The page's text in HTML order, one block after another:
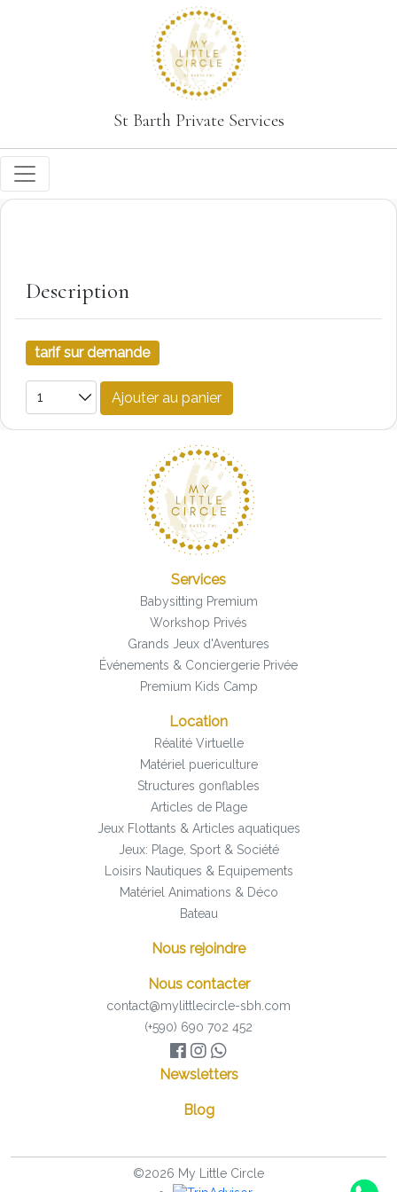
St Barth Private Services
Description
tarif sur demande
Ajouter au panier
Services
Babysitting Premium
Workshop Privés
Grands Jeux d'Aventures
Événements & Conciergerie Privée
Premium Kids Camp
Location
Réalité Virtuelle
Matériel puericulture
Structures gonflables
Articles de Plage
Jeux Flottants & Articles aquatiques
Jeux: Plage, Sport & Société
Loisirs Nautiques & Equipements
Matériel Animations & Déco
Bateau
Nous rejoindre
Nous contacter
contact@mylittlecircle-sbh.com
(+590) 690 702 452
Newsletters
Blog
©2026 My Little Circle